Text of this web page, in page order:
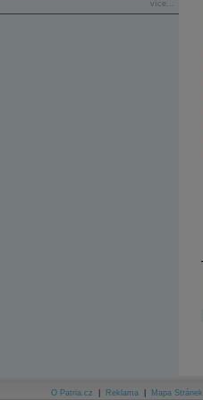
více...
O Patria.cz Reklama Mapa Stránek